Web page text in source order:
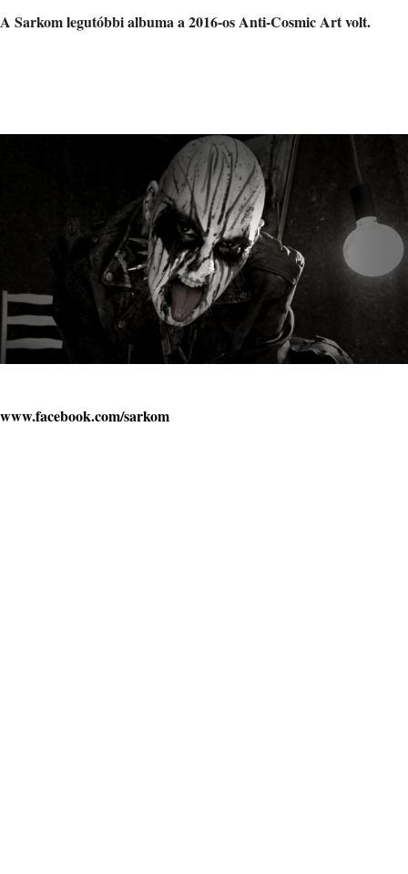
A Sarkom legutóbbi albuma a 2016-os Anti​-​Cosmic Art volt.
www.facebook.com/sarkom